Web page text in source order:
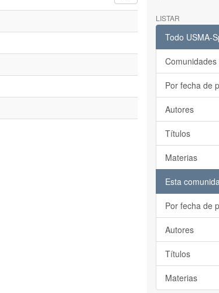
LISTAR
Todo USMA-
Por fecha de
Autores
Títulos
Materias
Esta
Por fecha de
Autores
Títulos
Materias